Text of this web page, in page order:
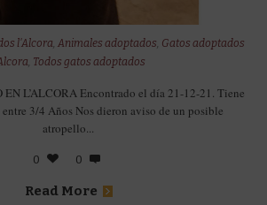
l'Alcora, Animales adoptados, Gatos adoptados
, Todos gatos adoptados
L’ALCORA Encontrado el día 21-12-21. Tiene
3/4 Años Nos dieron aviso de un posible
atropello...
0 0
Read More